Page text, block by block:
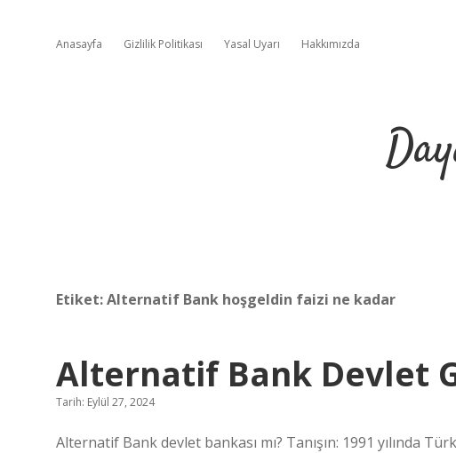
Anasayfa Gizlilik Politikası Yasal Uyarı Hakkımızda
Etiket:Alternatif Bank hoşgeldin faizi ne kadar
Alternatif Bank Devlet
Tarih: Eylül 27, 2024
Alternatif Bank devlet bankası mı? Tanışın: 1991 yılında